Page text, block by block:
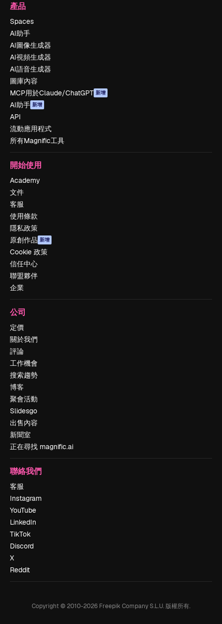
產品
Spaces
AI助手
AI圖像生成器
AI視頻生成器
AI語音生成器
圖庫內容
MCP用於Claude/ChatGPT 新增
AI助手 新增
API
流動應用程式
所有Magnific工具
開始使用
Academy
文件
客服
使用條款
隱私政策
原創作品 新增
Cookie 政策
信任中心
聯盟夥伴
企業
公司
定價
關於我們
評論
工作機會
搜索趨勢
博客
聚會活動
Slidesgo
出售內容
新聞室
正在尋找 magnific.ai
聯絡我們
客服
Instagram
YouTube
LinkedIn
TikTok
Discord
X
Reddit
Copyright © 2010-2026 Freepik Company S.L.U.版權所有.